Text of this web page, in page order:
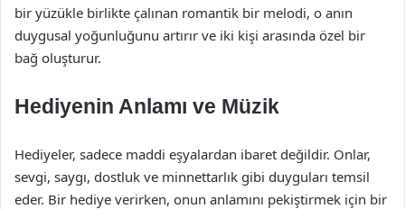
bir yüzükle birlikte çalınan romantik bir melodi, o anın
duygusal yoğunluğunu artırır ve iki kişi arasında özel bir
bağ oluşturur.
Hediyenin Anlamı ve Müzik
Hediyeler, sadece maddi eşyalardan ibaret değildir. Onlar,
sevgi, saygı, dostluk ve minnettarlık gibi duyguları temsil
eder. Bir hediye verirken, onun anlamını pekiştirmek için bir